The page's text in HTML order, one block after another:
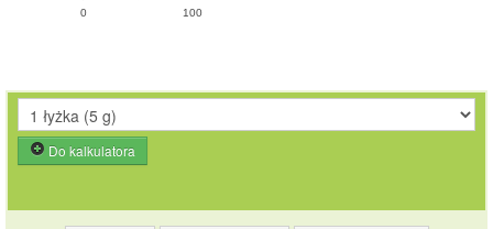
0 100
Do kalkulatora